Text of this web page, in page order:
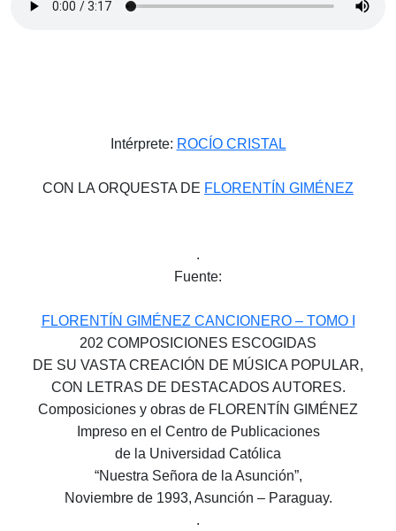
Intérprete: ROCÍO CRISTAL
CON LA ORQUESTA DE FLORENTÍN GIMÉNEZ
.
Fuente:
FLORENTÍN GIMÉNEZ CANCIONERO – TOMO I
202 COMPOSICIONES ESCOGIDAS
DE SU VASTA CREACIÓN DE MÚSICA POPULAR,
CON LETRAS DE DESTACADOS AUTORES.
Composiciones y obras de FLORENTÍN GIMÉNEZ
Impreso en el Centro de Publicaciones
de la Universidad Católica
“Nuestra Señora de la Asunción”,
Noviembre de 1993, Asunción – Paraguay.
.